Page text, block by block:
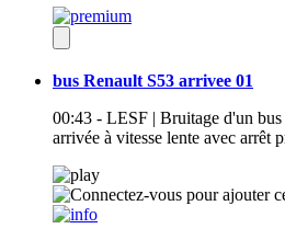
bus Renault S53 arrivee 01
00:43 - LESF | Bruitage d'un
arrivée à vitesse lente avec arrêt